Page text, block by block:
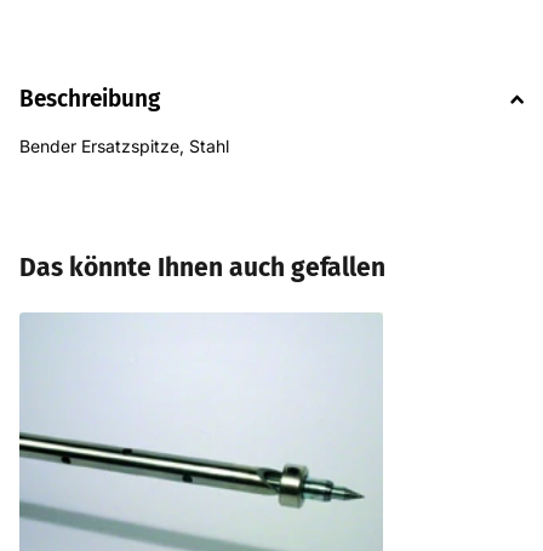
Beschreibung
Bender Ersatzspitze, Stahl
Das könnte Ihnen auch gefallen